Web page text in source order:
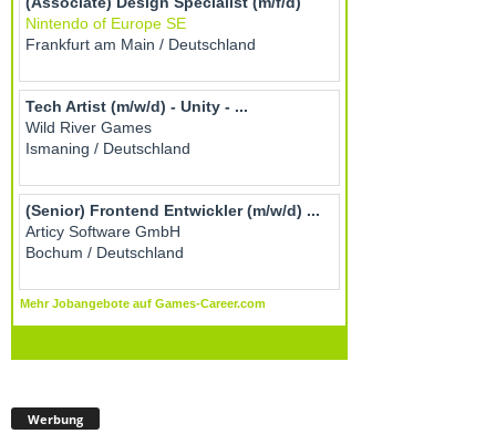
Werbung